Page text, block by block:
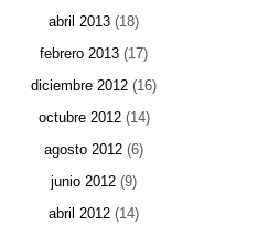
abril 2013 (18)
febrero 2013 (17)
diciembre 2012 (16)
octubre 2012(14)
agosto 2012 (6)
junio 2012 (9)
abril 2012 (14)